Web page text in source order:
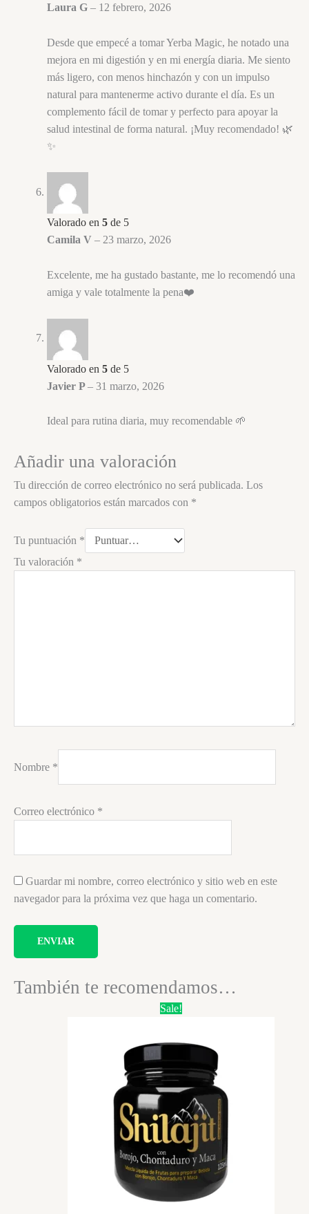
Laura G – 12 febrero, 2026
Desde que empecé a tomar Yerba Magic, he notado una
mejora en mi digestión y en mi energía diaria. Me siento
más ligero, con menos hinchazón y con un impulso
natural para mantenerme activo durante el día. Es un
complemento fácil de tomar y perfecto para apoyar la
salud intestinal de forma natural. ¡Muy recomendado! 🌿
✨
Valorado en 5 de 5
Camila V – 23 marzo, 2026
Excelente, me ha gustado bastante, me lo recomendó una
amiga y vale totalmente la pena❤️
Valorado en 5 de 5
Javier P– 31 marzo, 2026
Ideal para rutina diaria, muy recomendable 🌱
Añadir una valoración
Tu dirección de correo electrónico no será publicada. Los
campos obligatorios están marcados con *
Tu puntuación *
Tu valoración *
Nombre *
Correo electrónico *
Guardar mi nombre, correo electrónico y sitio web en este
navegador para la próxima vez que haga un comentario.
También te recomendamos…
Sale!